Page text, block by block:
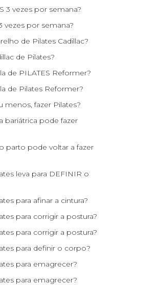
3 vezes por semana?
vezes por semana?
de Pilates Cadillac?
de Pilates?
de PILATES Reformer?
de Pilates Reformer?
menos, fazer Pilates?
bariátrica pode fazer
parto pode voltar a fazer
leva para DEFINIR o
para afinar a cintura?
para corrigir a postura?
para corrigir a postura?
para definir o corpo?
para emagrecer?
para emagrecer?